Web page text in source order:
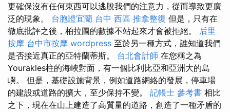
更確保沒有任何東西可以逃脫我們的注意力，從而導致更廣
泛的現象。 台胞證宜蘭 台中 西區 推拿整復 但是，只有在
徹底批評之後，柏拉圖的數據不站起來才會被拒絕。 后里
按摩 台中市按摩 wordpress 至於另一種方式，誰知道我們
是否接近真正的亞特蘭蒂斯。 台北會計師 在您稱之為
Yourakles柱的海峽對面，有一個比利比亞和亞洲大的島
嶼。 但是，基礎設施背景，例如道路網絡的發展，停車場
的建設或道路的擴大，至少保持不變。 記帳士 參考書 相比
之下，現在在山上建造了高質量的道路，創造了一種矛盾的